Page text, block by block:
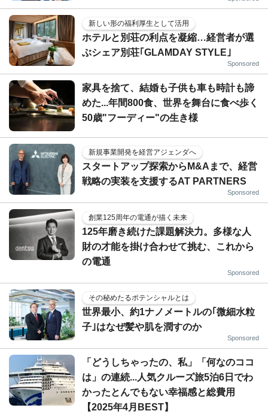
新しい形の福利厚生として活用
ホテルと別荘の利点を凝縮…経営者が選
ぶシェア別荘｢GLAMDAY STYLE｣
Sponsored
家具を捨て、結婚も子供も車も時計も諦
めた...年間800食、世界を舞台に食べ歩く
50歳"フーディー"の生き様
新規事業開発を経営アジェンダへ
スタートアップ探索からM&Aまで、経営
戦略の実装を支援するAT PARTNERS
Sponsored
創業125周年の電通が描く未来
125年磨き続けた課題解決力。多様な人
財の才能を掛け合わせて挑む、これから
の電通
Sponsored
その秘めたるポテンシャルとは
世界最小、約1ナノメートルの｢微細水粒
子｣はなぜ髪や肌を潤すのか
Sponsored
「どうしちゃったの、私」「何なのココ
は」の連続...人気クルーズ旅5泊6日でわ
かったとんでもない幸福感と総費用
【2025年4月BEST】